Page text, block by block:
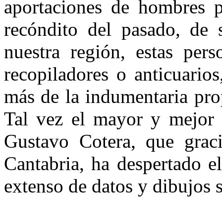
aportaciones de hombres
recóndito del pasado, de
nuestra región, estas
recopiladores o
más de la indumentaria
Tal vez el mayor y mejor
Gustavo Cotera, que
Cantabria, ha despertado
extenso de datos y dibujos